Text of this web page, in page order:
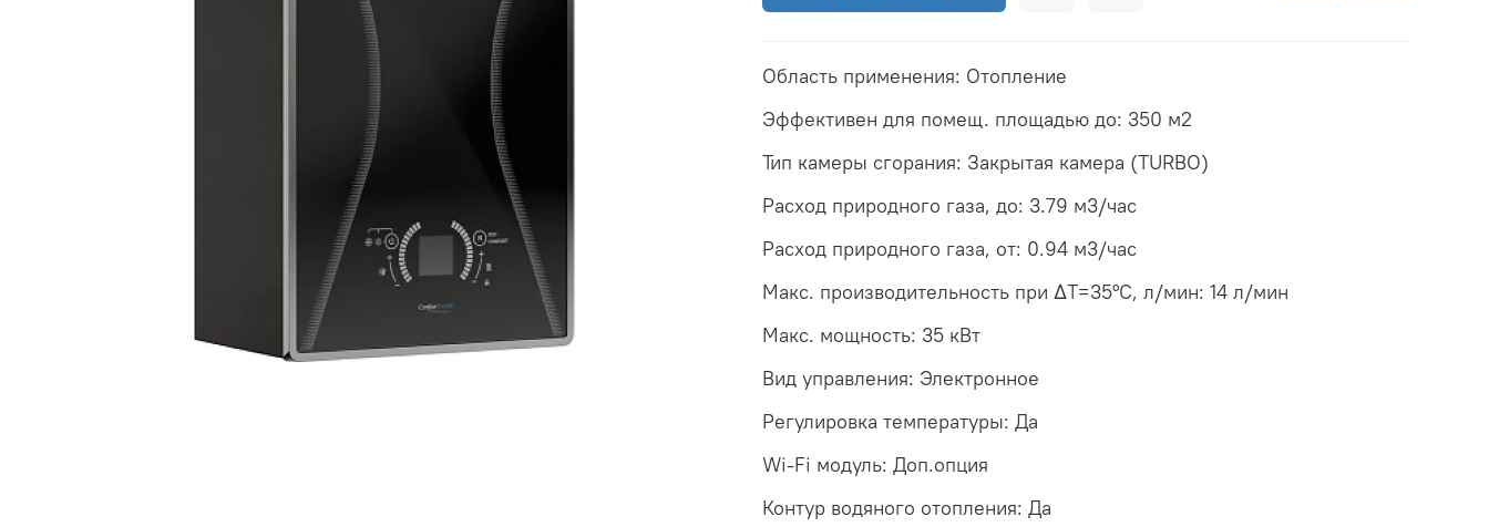
Область применения: Отопление
Эффективен для помещ. площадью до: 350 м2
Тип камеры сгорания: Закрытая камера (TURBO)
Расход природного газа, до: 3.79 м3/час
Расход природного газа, от: 0.94 м3/час
Макс. производительность при ΔТ=35°С, л/мин: 14 л/мин
Макс. мощность: 35 кВт
Вид управления: Электронное
Регулировка температуры: Да
Wi-Fi модуль: Доп.опция
Контур водяного отопления: Да